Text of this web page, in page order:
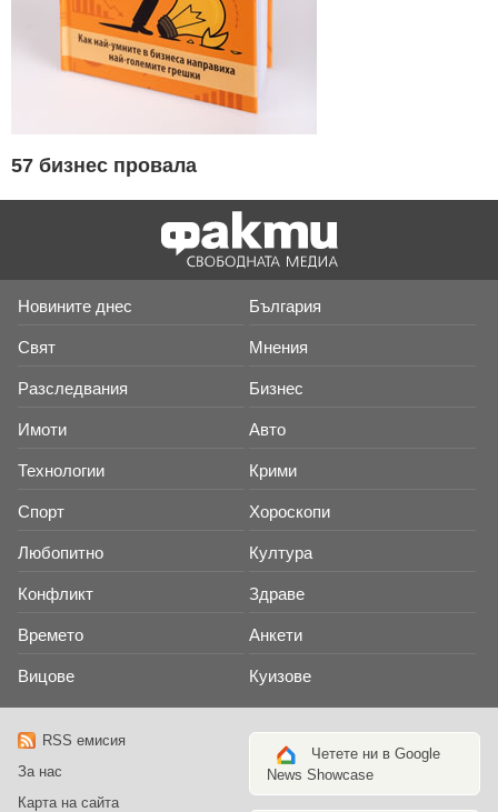
57 бизнес провала
Новините днес България
Свят Мнения
Разследвания Бизнес
Имоти Авто
Технологии Крими
Спорт Хороскопи
Любопитно Култура
Конфликт Здраве
Времето Анкети
Вицове Куизове
RSS емисия
За нас
Карта на сайта
Четете ни в Google
News Showcase